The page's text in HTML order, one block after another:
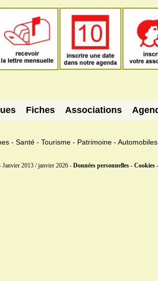
Fiches Associations
- Santé - Tourisme - Patrimoine - Automobiles
2013 / janvier 2026 - Données personnelles - Cookies